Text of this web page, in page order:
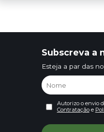
Subscreva a
Esteja a par das
Autorizo o envio
Contrataçãoe